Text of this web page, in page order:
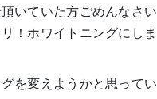
いていた方ごめんなさい
！ホワイトニングにしま
を変えようかと思ってい